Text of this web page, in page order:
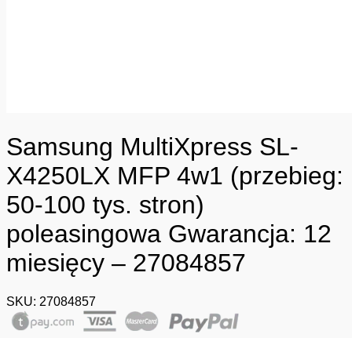
Samsung MultiXpress SL-
X4250LX MFP 4w1 (przebieg:
50-100 tys. stron)
poleasingowa Gwarancja: 12
miesięcy – 27084857
SKU: 27084857